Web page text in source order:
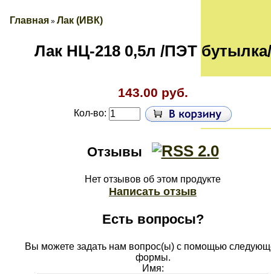
Главная » Лак (ИВК)
Лак НЦ-218 0,5л /ПЭТ бутылка/
143.00 руб.
Кол-во:
Отзывы
Нет отзывов об этом продукте
Написать отзыв
Есть вопросы?
Вы можете задать нам вопрос(ы) с помощью
формы.
Имя: